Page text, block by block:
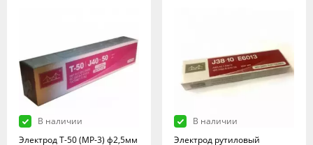
В наличии
Электрод Т-50 (МР-3) ф2,5мм
В наличии
Электрод рутиловый